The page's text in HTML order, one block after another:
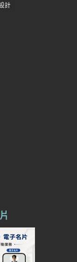
計